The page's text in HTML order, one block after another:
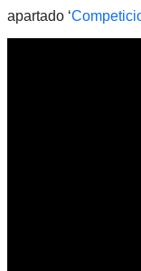
apartado ‘